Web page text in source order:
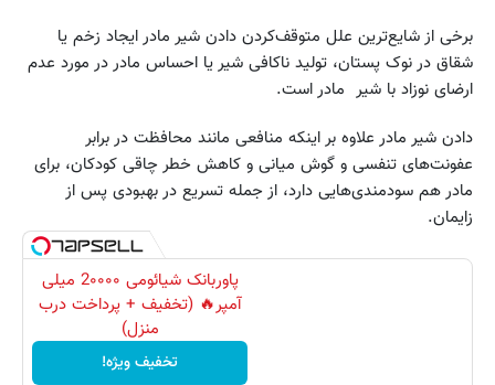
برخی از شایع‌ترین علل متوقف‌کردن دادن شیر مادر ایجاد زخم یا
شقاق در نوک پستان، تولید ناکافی شیر یا احساس مادر در مورد عدم
ارضای نوزاد با شیر مادر است.
دادن شیر مادر علاوه بر اینکه منافعی مانند محافظت در برابر
عفونت‌های تنفسی و گوش میانی و کاهش خطر چاقی کودکان، برای
مادر هم سودمندی‌هایی دارد، از جمله تسریع در بهبودی پس از
زایمان.
پاوربانک شیائومی 2۰۰۰۰ میلی
آمپر🔥 (تخفیف + پرداخت درب
منزل)
تخفیف ویژه!